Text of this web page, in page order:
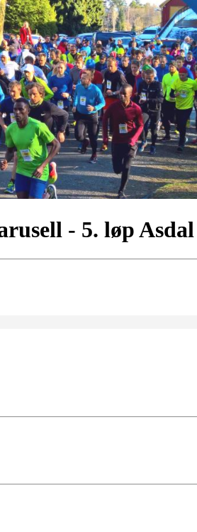
- 5. løp Asdal